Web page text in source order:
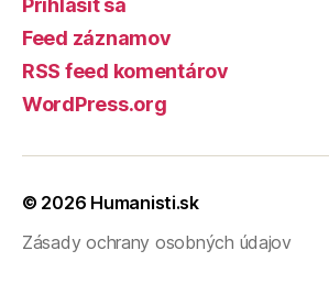
Feed záznamov
RSS feed komentárov
WordPress.org
© 2026 Humanisti.sk
Zásady ochrany osobných údajov